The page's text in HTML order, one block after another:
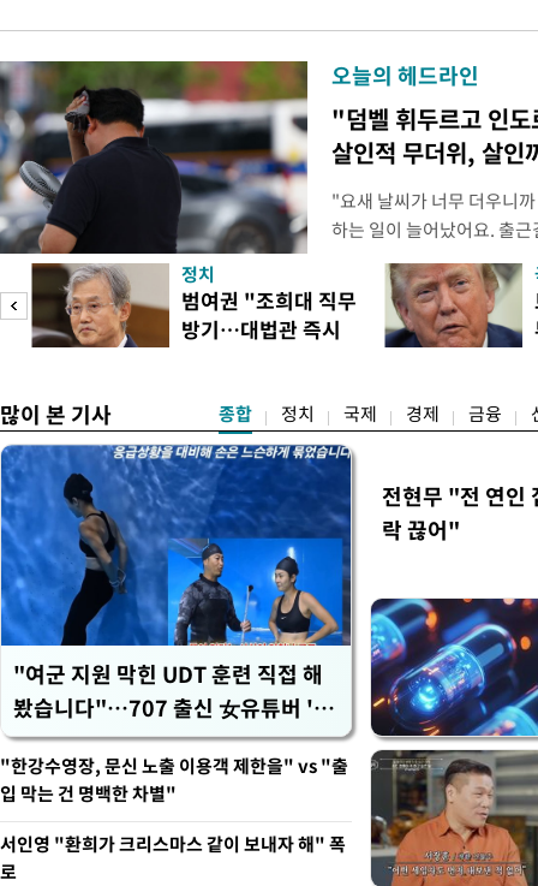
오늘의 헤드라인
"덤벨 휘두르고 인도
살인적 무더위, 살인
"요새 날씨가 너무 더우니
하는 일이 늘어났어요. 출
거나, 누가 길을 막고 서
(40대 직장인 A씨) 유례없
에도 쉽게 짜증을 내거나
있다. 높은 기온과 습도가
정치
범여권 "조희대 직무
방기…대법관 즉시
많이 본 기사 종합 정치 국제 경제 금융
"여군 지원 막힌 UDT 훈련 직접 해
봤습니다"…707 출신 女유튜버 '완
벽 소화'
전현무 "전 연인
락 끊어"
"한강수영장, 문신 노출 이용객 제한을" vs "출
입 막는 건 명백한 차별"
서인영 "환희가 크리스마스 같이 보내자 해" 폭
로